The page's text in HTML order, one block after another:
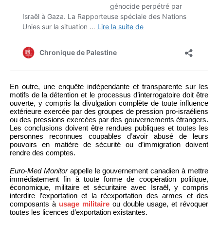
En outre, une enquête indépendante et transparente sur les
motifs de la détention et le processus d’interrogatoire doit être
ouverte, y compris la divulgation complète de toute influence
extérieure exercée par des groupes de pression pro-israéliens
ou des pressions exercées par des gouvernements étrangers.
Les conclusions doivent être rendues publiques et toutes les
personnes reconnues coupables d’avoir abusé de leurs
pouvoirs en matière de sécurité ou d’immigration doivent
rendre des comptes.
Euro-Med Monitorappelle le gouvernement canadien à mettre
immédiatement fin à toute forme de coopération politique,
économique, militaire et sécuritaire avec Israël, y compris
interdire l’exportation et la réexportation des armes et des
composants à usage militaire ou double usage, et révoquer
toutes les licences d’exportation existantes.